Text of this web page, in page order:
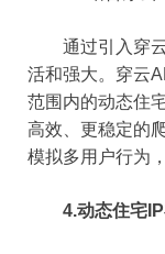
通过引入穿云
活和强大。穿云
范围内的动态住
高效、更稳定的
模拟多用户行为
4.动态住宅IP